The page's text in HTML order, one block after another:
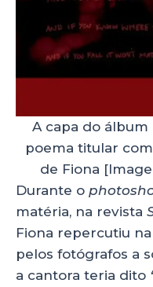
A capa do álbum
poema titular
de Fiona
Durante o
matéria, na revista
Fiona repercutiu
pelos fotógrafos a
a cantora teria dito